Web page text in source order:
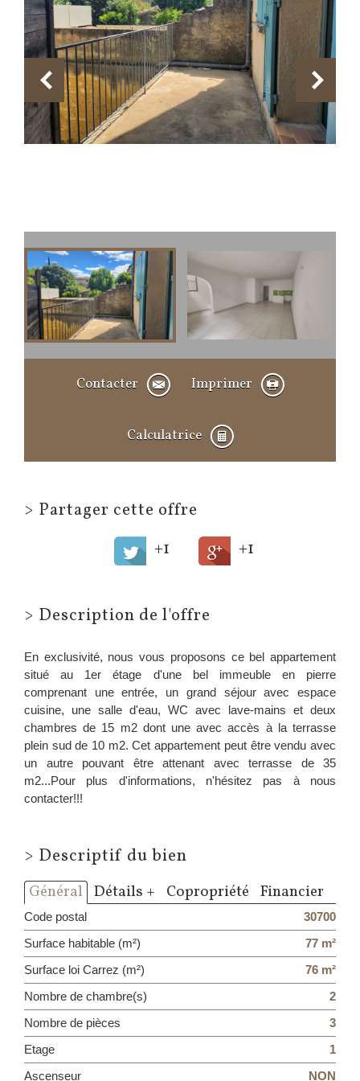
Contacter Imprimer
Calculatrice
> Partager cette offre
+1
+1
> Description de l'offre
En exclusivité, nous vous proposons ce bel appartement
situé au 1er étage d'une bel immeuble en pierre
comprenant une entrée, un grand séjour avec espace
cuisine, une salle d'eau, WC avec lave-mains et deux
chambres de 15 m2 dont une avec accès à la terrasse
plein sud de 10 m2. Cet appartement peut être vendu avec
un autre pouvant être attenant avec terrasse de 35
m2...Pour plus d'informations, n'hésitez pas à nous
contacter!!!
> Descriptif du bien
Général Détails + Copropriété Financier
Code postal 30700
Surface habitable (m²) 77 m²
Surface loi Carrez (m²) 76 m²
Nombre de chambre(s) 2
Nombre de pièces 3
Etage 1
Ascenseur NON